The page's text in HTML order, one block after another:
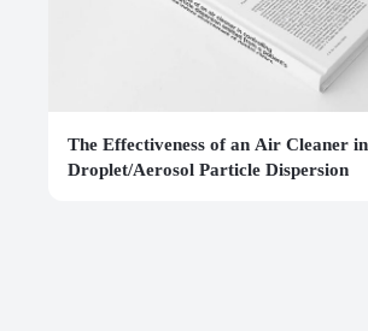
The Effectiveness of an Air Cleaner
Droplet/Aerosol Particle Dispersion